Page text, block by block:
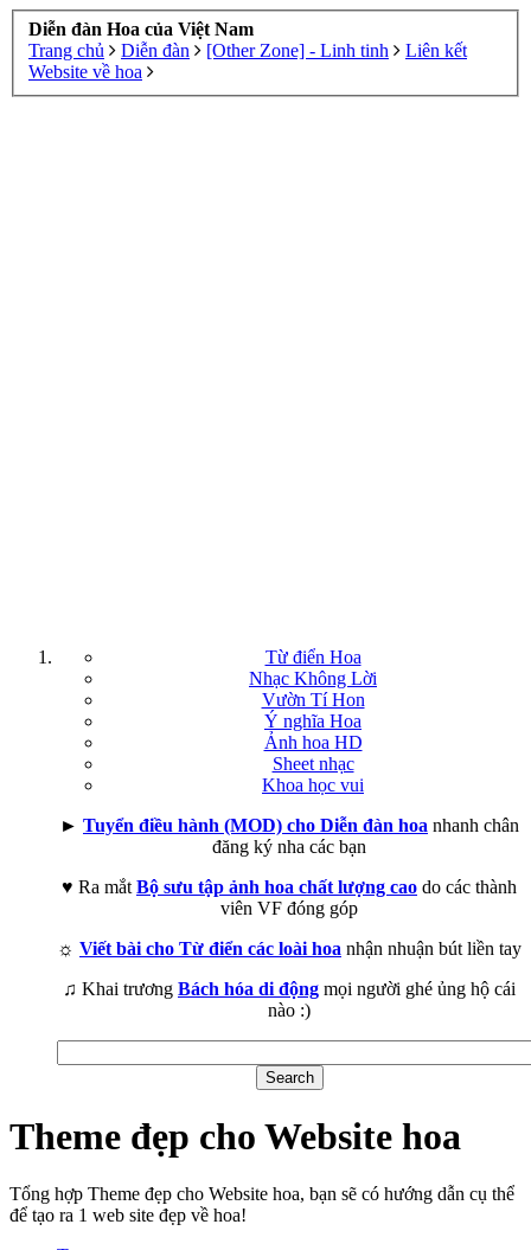
Diễn đàn Hoa của Việt Nam
Trang chủ
Diễn đàn [Other Zone] - Linh tinh
Liên kết
Website về hoa
Từ điển Hoa
Nhạc Không Lời
Vườn Tí Hon
Ý nghĩa Hoa
Ảnh hoa HD
Sheet nhạc
Khoa học vui
► Tuyển điều hành (MOD) cho Diễn đàn hoa nhanh chân
đăng ký nha các bạn
♥ Ra mắt Bộ sưu tập ảnh hoa chất lượng cao do các thành
viên VF đóng góp
☼ Viết bài cho Từ điển các loài hoa nhận nhuận bút liền tay
♫ Khai trương Bách hóa di động mọi người ghé ủng hộ cái
nào :)
Theme đẹp cho Website hoa
Tổng hợp Theme đẹp cho Website hoa, bạn sẽ có hướng dẫn cụ thể
để tạo ra 1 web site đẹp về hoa!